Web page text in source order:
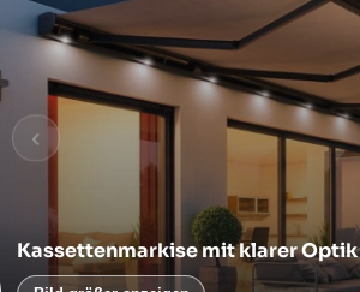
‹
Kassettenmarkise mit klarer Optik